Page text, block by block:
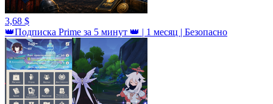
3,68 $
👑Подписка Prime за 5 минут 👑 | 1 месяц | Безопасно